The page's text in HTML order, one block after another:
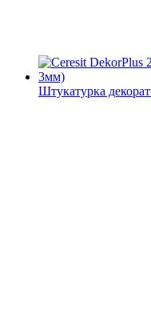
Штукатурка